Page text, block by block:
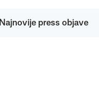
Najnovije press objave